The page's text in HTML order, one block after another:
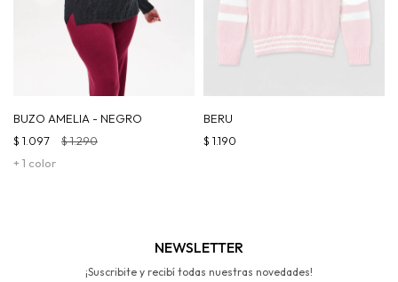
BUZO AMELIA - NEGRO
+ 1 color
$ 1.097 $1.290
BERU
$ 1.190
NEWSLETTER
¡Suscribite y recibí todas nuestras novedades!